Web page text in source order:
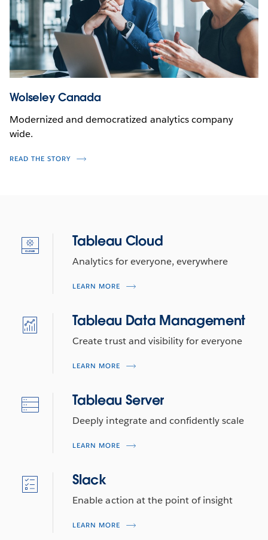
Wolseley Canada
Modernized and democratized analytics company
wide.
READ THE STORY
Tableau Cloud
Analytics for everyone, everywhere
LEARN MORE
Tableau Data Management
Create trust and visibility for everyone
LEARN MORE
Tableau Server
Deeply integrate and confidently scale
LEARN MORE
Slack
Enable action at the point of insight
LEARN MORE